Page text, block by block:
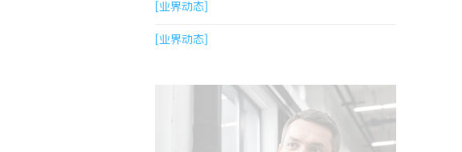
[业界动态]
[业界动态]